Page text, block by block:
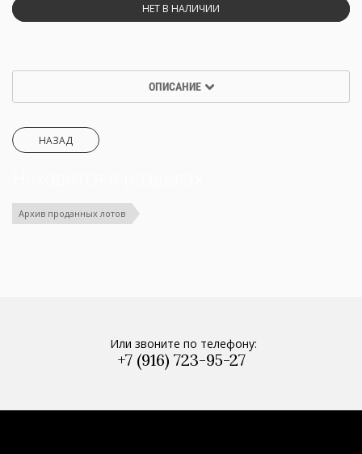
НЕТ В НАЛИЧИИ
ОПИСАНИЕ
НАЗАД
Архив проданных лотов
Или звоните по телефону:
+7 (916) 723-95-27